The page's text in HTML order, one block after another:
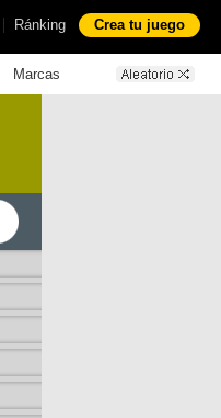
| Ránking Crea tu juego
Marcas